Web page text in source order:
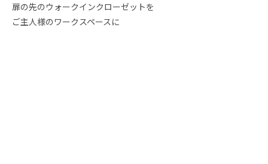
扉の先のウォークインクローゼットを
ご主人様のワークスペースに